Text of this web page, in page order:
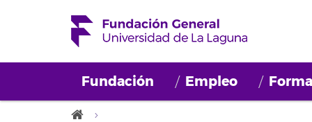
Fundación Empleo